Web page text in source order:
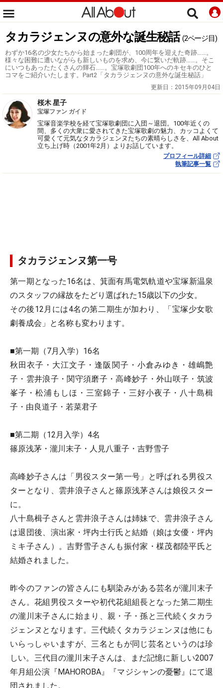
タカラジェンヌの意外な誕生秘話 (2ページ目)
わずか16名の少女たちから始まった劇団が、100周年を迎えた奇跡……。
様々な困難に遭いながらも新しいものを求め、今に繋いだ軌跡……。そこ
にいつもあったたくさんの輝石……。宝塚歌劇団100年へのキセキのひと
コマをご紹介いたします。Part2「タカラジェンヌの意外な誕生秘話」
更新日： 2015年09月04日
桜木 星子
宝塚ファン ガイド
宝塚音楽学校を経て宝塚歌劇団に入団～退団。100年近くの
間、多くの大衆に愛されてきた宝塚歌劇の魅力、カッコよくて
可愛くて元気なタカラジェンヌたちの素晴らしさを、All About
立ち上げ時（2001年2月）よりお話しています。
プロフィール詳細
執筆記事一覧
タカラジェンヌ第一号
第一期となった16名は、箕面有馬電気軌道や宝塚新温泉
のスタッフの縁故をたどり選ばれた15歳以下の少女。
その後12月には4名の第二期生が加わり、「宝塚少女歌
劇養成会」と名称も変わります。
■第一期（7月入学）16名
秋田衣子・大江文子・逢阪関子・小倉みゆき・雄嶋艶
子・雲井浪子・関守須磨子・高峰妙子・外山咲子・筑波
峯子・松浦もしほ・三室錦子・三好小夜子・八十島楫
子・由良道子・若菜君子
■第二期（12月入学）4名
篠原浅茅・瀧川末子・人見八重子・吉野雪子
高峰妙子さんは「男役スター第一号」と呼ばれる男役ス
ターとなり、雲井浪子さんと篠原浅茅さんは娘役スター
に。
八十島楫子さんと雲井浪子さんは姉妹で、雲井浪子さん
は退団後、演出家・坪内士行氏と結婚（娘は女優・坪内
ミキ子さん）。吉野雪子さんも振付家・楳茂都陸平氏と
結婚されました。
昨今のファンの皆さんにも馴染みがある芸名が瀧川末子
さん。花組男役スターや初代花組組長となった第二期生
の瀧川末子さんに始まり、親・子・孫と三代続くタカラ
ジェンヌとなります。三代続くタカラジェンヌは他にも
いらっしゃいますが、三名ともが同じ芸名というのは珍
しい。三代目の瀧川末子さんは、まだ記憶に新しい2007
年月組公演『MAHOROBA』『マジシャンの憂鬱』にて退
団されました。